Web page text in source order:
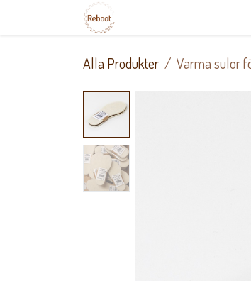
Hoppa till innehåll
Alla Produkter Varma sulor